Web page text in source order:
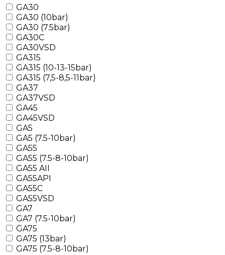
GA30
GA30 (10bar)
GA30 (7.5bar)
GA30C
GA30VSD
GA315
GA315 (10-13-15bar)
GA315 (7,5-8,5-11bar)
GA37
GA37VSD
GA45
GA45VSD
GA5
GA5 (7.5-10bar)
GA55
GA55 (7.5-8-10bar)
GA55 AII
GA55API
GA55C
GA55VSD
GA7
GA7 (7.5-10bar)
GA75
GA75 (13bar)
GA75 (7.5-8-10bar)